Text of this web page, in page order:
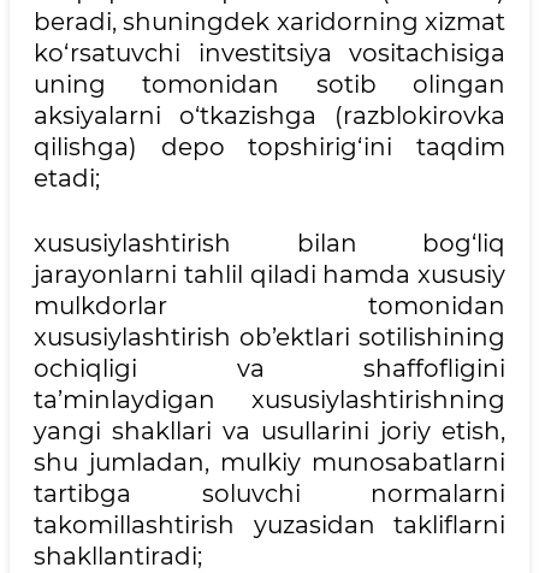
beradi, shuningdek xaridorning xizmat
ko‘rsatuvchi investitsiya vositachisiga
uning tomonidan sotib olingan
aksiyalarni o‘tkazishga (razblokirovka
qilishga) depo topshirig‘ini taqdim
etadi;
xususiylashtirish bilan bog‘liq
jarayonlarni tahlil qiladi hamda xususiy
mulkdorlar tomonidan
xususiylashtirish ob’ektlari sotilishining
ochiqligi va shaffofligini
ta’minlaydigan xususiylashtirishning
yangi shakllari va usullarini joriy etish,
shu jumladan, mulkiy munosabatlarni
tartibga soluvchi normalarni
takomillashtirish yuzasidan takliflarni
shakllantiradi;